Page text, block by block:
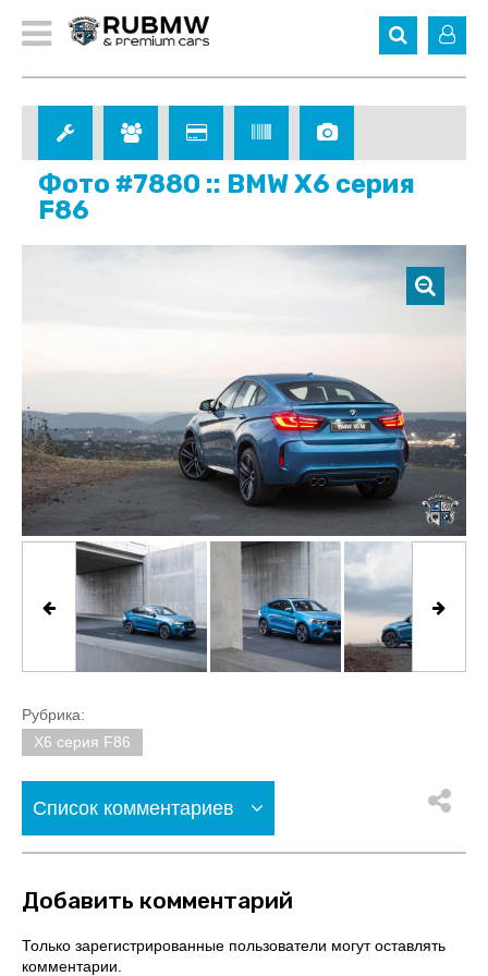
Фото #7880 :: BMW X6 серия
F86
Рубрика:
X6 серия F86
Список комментариев
Добавить комментарий
Только зарегистрированные пользователи могут оставлять
комментарии.